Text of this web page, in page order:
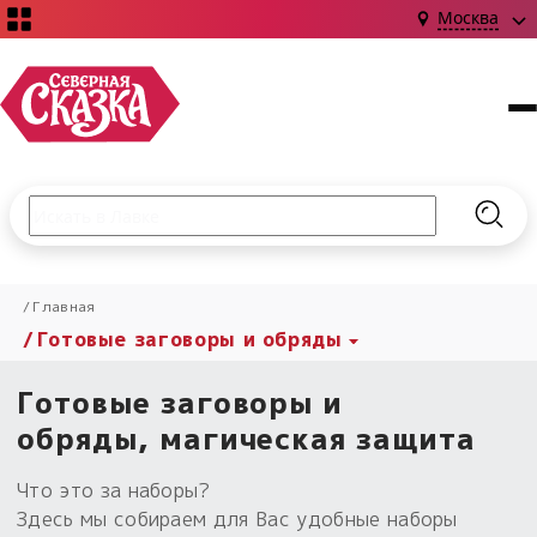
Москва
НОВИНКИ!
Книги
Коллекции
Наборы для курсов и книг
Обереги славян нательные
Сказки
Магия
Библиография
С чего начать?
Материалы
Для алтаря
Расходные материалы
Готовые заговоры
Для чего:
Введите текст и нажмите кнопку «Найти», чтобы
Главная
Готовые заговоры и обряды
Готовые заговоры и
обряды, магическая защита
Что это за наборы?
Здесь мы собираем для Вас удобные наборы